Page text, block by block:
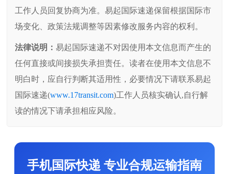
工作人员回复协商为准。易起国际速递保留根据国际市
场变化、政策法规调整等因素修改服务内容的权利。
法律说明：易起国际速递不对因使用本文信息而产生的
任何直接或间接损失承担责任。读者在使用本文信息不
明白时，应自行判断其适用性，必要情况下请联系易起
国际速递(www.17transit.com)工作人员核实确认,自行解
读的情况下请承担相应风险。
手机国际快递 专业合规运输指南